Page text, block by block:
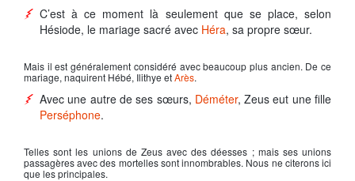
C’est à ce moment là seulement que se place, selon
Hésiode, le mariage sacré avec Héra, sa propre sœur.
Mais il est généralement considéré avec beaucoup plus ancien. De ce
mariage, naquirent Hébé, Ilithye etArès.
Avec une autre de ses sœurs, Déméter,Zeus eut une fille
Perséphone.
Telles sont les unions de Zeusavec des déesses ; mais ses unions
passagères avec des mortelles sont innombrables. Nous ne citerons ici
que les principales.